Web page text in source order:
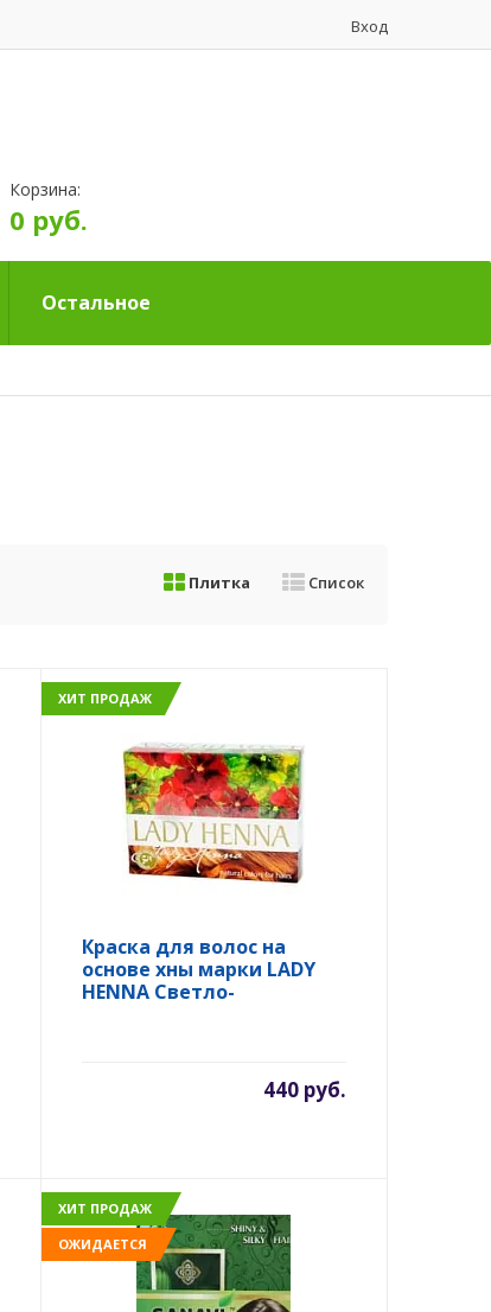
Вход
Корзина:
0 руб.
Остальное
Плитка Список
ХИТ ПРОДАЖ
Краска для волос на
основе хны марки LADY
HENNA Светло-
440 руб.
ХИТ ПРОДАЖ
ОЖИДАЕТСЯ